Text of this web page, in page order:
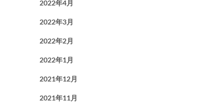
2022年4月
2022年3月
2022年2月
2022年1月
2021年12月
2021年11月